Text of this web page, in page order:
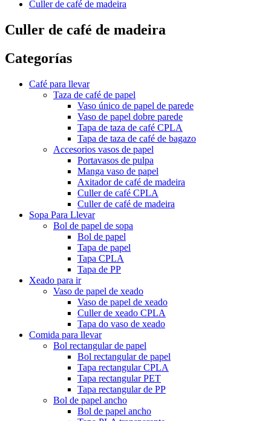
Culler de café de madeira
Culler de café de madeira
Categorías
Café para llevar
Taza de café de papel
Vaso único de papel de parede
Vaso de papel dobre parede
Tapa de taza de café CPLA
Tapa de taza de café de bagazo
Accesorios vasos de papel
Portavasos de pulpa
Manga vaso de papel
Axitador de café de madeira
Culler de café CPLA
Culler de café de madeira
Sopa Para Llevar
Bol de papel de sopa
Bol de papel
Tapa de papel
Tapa CPLA
Tapa de PP
Xeado para ir
Vaso de papel de xeado
Vaso de papel de xeado
Culler de xeado CPLA
Tapa do vaso de xeado
Comida para llevar
Bol rectangular de papel
Bol rectangular de papel
Tapa rectangular CPLA
Tapa rectangular PET
Tapa rectangular de PP
Bol de papel ancho
Bol de papel ancho